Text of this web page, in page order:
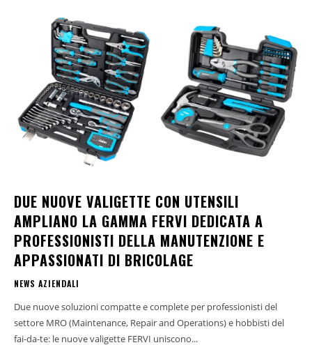
DUE NUOVE VALIGETTE CON UTENSILI
AMPLIANO LA GAMMA FERVI DEDICATA A
PROFESSIONISTI DELLA MANUTENZIONE E
APPASSIONATI DI BRICOLAGE
NEWS AZIENDALI
Due nuove soluzioni compatte e complete per professionisti del
settore MRO (Maintenance, Repair and Operations) e hobbisti del
fai-da-te: le nuove valigette FERVI uniscono...